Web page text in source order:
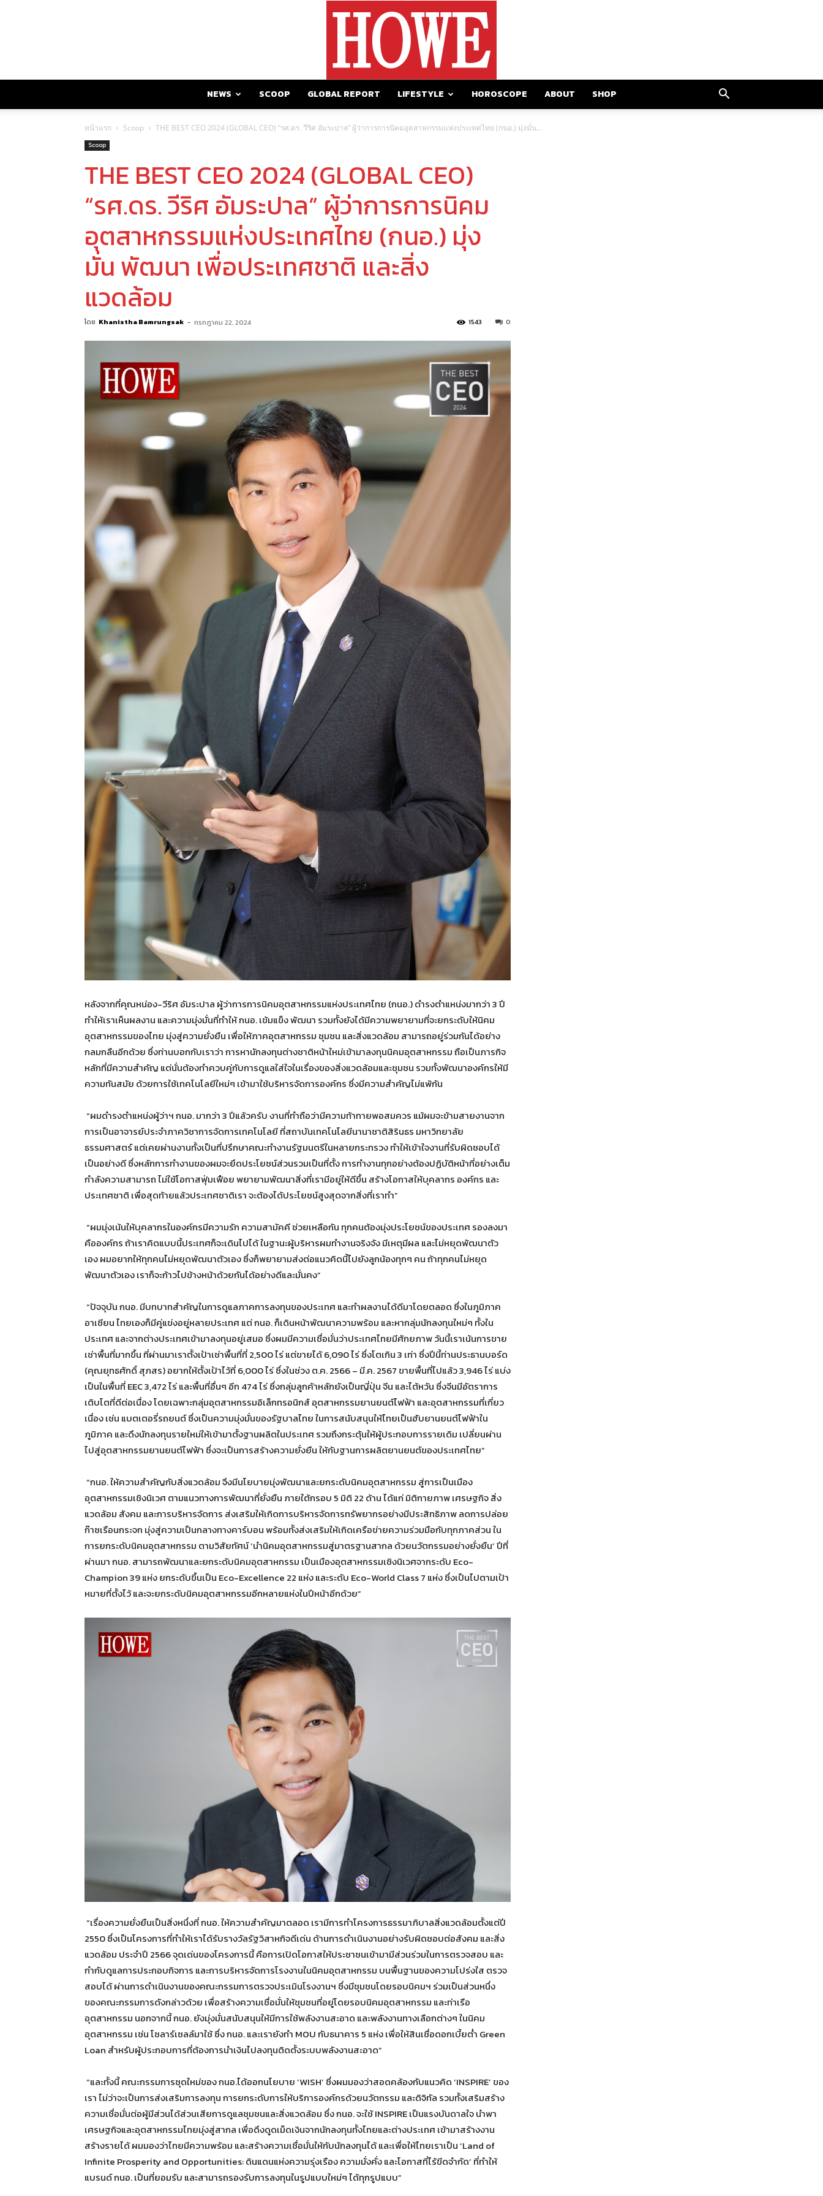
NEWS SCOOP GLOBAL REPORT LIFESTYLE HOROSCOPE ABOUT SHOP
หน้าแรก Scoop THE BEST CEO 2024 (GLOBAL CEO) “รศ.ดร. วีริศ อัมระปาล” ผู้ว่าการการนิคมอุตสาหกรรมแห่งประเทศไทย (กนอ.) มุ่งมั่น...
Scoop
THE BEST CEO 2024 (GLOBAL CEO)
“รศ.ดร. วีริศ อัมระปาล” ผู้ว่าการการนิคม
อุตสาหกรรมแห่งประเทศไทย (กนอ.) มุ่ง
มั่น พัฒนา เพื่อประเทศชาติ และสิ่ง
แวดล้อม
โดย Khanistha Bamrungsak - กรกฎาคม 22, 2024 0
1543
หลังจากที่คุณหน่อง-วีริศ อัมระปาล ผู้ว่าการการนิคมอุตสาหกรรมแห่งประเทศไทย (กนอ.) ดำรงตำแหน่งมากว่า 3 ปี
ทำให้เราเห็นผลงาน และความมุ่งมั่นที่ทำให้ กนอ. เข้มแข็ง พัฒนา รวมทั้งยังได้มีความพยายามที่จะยกระดับให้นิคม
อุตสาหกรรมของไทย มุ่งสู่ความยั่งยืน เพื่อให้ภาคอุตสาหกรรม ชุมชน และสิ่งแวดล้อม สามารถอยู่ร่วมกันได้อย่าง
กลมกลืนอีกด้วย ซึ่งท่านบอกกับเราว่า การหานักลงทุนต่างชาติหน้าใหม่เข้ามาลงทุนนิคมอุตสาหกรรม ถือเป็นภารกิจ
หลักที่มีความสำคัญ แต่นั่นต้องทำควบคู่กับการดูแลใส่ใจในเรื่องของสิ่งแวดล้อมและชุมชน รวมทั้งพัฒนาองค์กรให้มี
ความทันสมัย ด้วยการใช้เทคโนโลยีใหม่ๆ เข้ามาใช้บริหารจัดการองค์กร ซึ่งมีความสำคัญไม่แพ้กัน
“ผมดำรงตำแหน่งผู้ว่าฯ กนอ. มากว่า 3 ปีแล้วครับ งานที่ทำถือว่ามีความท้าทายพอสมควร แม้ผมจะข้ามสายงานจาก
การเป็นอาจารย์ประจำภาควิชาการจัดการเทคโนโลยี ที่สถาบันเทคโนโลยีนานาชาติสิรินธร มหาวิทยาลัย
ธรรมศาสตร์ แต่เคยผ่านงานทั้งเป็นที่ปรึกษาคณะทำงานรัฐมนตรีในหลายกระทรวง ทำให้เข้าใจงานที่รับผิดชอบได้
เป็นอย่างดี ซึ่งหลักการทำงานของผมจะยึดประโยชน์ส่วนรวมเป็นที่ตั้ง การทำงานทุกอย่างต้องปฏิบัติหน้าที่อย่างเต็ม
กำลังความสามารถ ไม่ใช้โอกาสฟุ่มเฟือย พยายามพัฒนาสิ่งที่เรามีอยู่ให้ดีขึ้น สร้างโอกาสให้บุคลากร องค์กร และ
ประเทศชาติ เพื่อสุดท้ายแล้วประเทศชาติเรา จะต้องได้ประโยชน์สูงสุดจากสิ่งที่เราทำ”
“ผมมุ่งเน้นให้บุคลากรในองค์กรมีความรัก ความสามัคคี ช่วยเหลือกัน ทุกคนต้องมุ่งประโยชน์ของประเทศ รองลงมา
คือองค์กร ถ้าเราคิดแบบนี้ประเทศก็จะเดินไปได้ ในฐานะผู้บริหารผมทำงานจริงจัง มีเหตุมีผล และไม่หยุดพัฒนาตัว
เอง ผมอยากให้ทุกคนไม่หยุดพัฒนาตัวเอง ซึ่งก็พยายามส่งต่อแนวคิดนี้ไปยังลูกน้องทุกๆ คน ถ้าทุกคนไม่หยุด
พัฒนาตัวเอง เราก็จะก้าวไปข้างหน้าด้วยกันได้อย่างดีและมั่นคง”
“ปัจจุบัน กนอ. มีบทบาทสำคัญในการดูแลภาคการลงทุนของประเทศ และทำผลงานได้ดีมาโดยตลอด ซึ่งในภูมิภาค
อาเซียน ไทยเองก็มีคู่แข่งอยู่หลายประเทศ แต่ กนอ. ก็เดินหน้าพัฒนาความพร้อม และหากลุ่มนักลงทุนใหม่ๆ ทั้งใน
ประเทศ และจากต่างประเทศเข้ามาลงทุนอยู่เสมอ ซึ่งผมมีความเชื่อมั่นว่าประเทศไทยมีศักยภาพ วันนี้เราเน้นการขาย
เช่าพื้นที่มากขึ้น ที่ผ่านมาเราตั้งเป้าเช่าพื้นที่ที่ 2,500 ไร่ แต่ขายได้ 6,090 ไร่ ซึ่งโตเกิน 3 เท่า ซึ่งปีนี้ท่านประธานบอร์ด
(คุณยุทธศักดิ์ สุภสร) อยากให้ตั้งเป้าไว้ที่ 6,000 ไร่ ซึ่งในช่วง ต.ค. 2566 – มี.ค. 2567 ขายพื้นที่ไปแล้ว 3,946 ไร่ แบ่ง
เป็นในพื้นที่ EEC 3,472 ไร่ และพื้นที่อื่นๆ อีก 474 ไร่ ซึ่งกลุ่มลูกค้าหลักยังเป็นญี่ปุ่น จีน และไต้หวัน ซึ่งจีนมีอัตราการ
เติบโตที่ดีต่อเนื่อง โดยเฉพาะกลุ่มอุตสาหกรรมอิเล็กทรอนิกส์ อุตสาหกรรมยานยนต์ไฟฟ้า และอุตสาหกรรมที่เกี่ยว
เนื่อง เช่น แบตเตอรี่รถยนต์ ซึ่งเป็นความมุ่งมั่นของรัฐบาลไทย ในการสนับสนุนให้ไทยเป็นฮับยานยนต์ไฟฟ้าใน
ภูมิภาค และดึงนักลงทุนรายใหม่ให้เข้ามาตั้งฐานผลิตในประเทศ รวมถึงกระตุ้นให้ผู้ประกอบการรายเดิม เปลี่ยนผ่าน
ไปสู่อุตสาหกรรมยานยนต์ไฟฟ้า ซึ่งจะเป็นการสร้างความยั่งยืน ให้กับฐานการผลิตยานยนต์ของประเทศไทย”
“กนอ. ให้ความสำคัญกับสิ่งแวดล้อม จึงมีนโยบายมุ่งพัฒนาและยกระดับนิคมอุตสาหกรรม สู่การเป็นเมือง
อุตสาหกรรมเชิงนิเวศ ตามแนวทางการพัฒนาที่ยั่งยืน ภายใต้กรอบ 5 มิติ 22 ด้าน ได้แก่ มิติกายภาพ เศรษฐกิจ สิ่ง
แวดล้อม สังคม และการบริหารจัดการ ส่งเสริมให้เกิดการบริหารจัดการทรัพยากรอย่างมีประสิทธิภาพ ลดการปล่อย
ก๊าซเรือนกระจก มุ่งสู่ความเป็นกลางทางคาร์บอน พร้อมทั้งส่งเสริมให้เกิดเครือข่ายความร่วมมือกับทุกภาคส่วน ใน
การยกระดับนิคมอุตสาหกรรม ตามวิสัยทัศน์ ‘นำนิคมอุตสาหกรรมสู่มาตรฐานสากล ด้วยนวัตกรรมอย่างยั่งยืน’ ปีที่
ผ่านมา กนอ. สามารถพัฒนาและยกระดับนิคมอุตสาหกรรม เป็นเมืองอุตสาหกรรมเชิงนิเวศจากระดับ Eco-
Champion 39 แห่ง ยกระดับขึ้นเป็น Eco-Excellence 22 แห่ง และระดับ Eco-World Class 7 แห่ง ซึ่งเป็นไปตามเป้า
หมายที่ตั้งไว้ และจะยกระดับนิคมอุตสาหกรรมอีกหลายแห่งในปีหน้าอีกด้วย”
“เรื่องความยั่งยืนเป็นสิ่งหนึ่งที่ กนอ. ให้ความสำคัญมาตลอด เรามีการทำโครงการธรรมาภิบาลสิ่งแวดล้อมตั้งแต่ปี
2550 ซึ่งเป็นโครงการที่ทำให้เราได้รับรางวัลรัฐวิสาหกิจดีเด่น ด้านการดำเนินงานอย่างรับผิดชอบต่อสังคม และสิ่ง
แวดล้อม ประจำปี 2566 จุดเด่นของโครงการนี้ คือการเปิดโอกาสให้ประชาชนเข้ามามีส่วนร่วมในการตรวจสอบ และ
กำกับดูแลการประกอบกิจการ และการบริหารจัดการโรงงานในนิคมอุตสาหกรรม บนพื้นฐานของความโปร่งใส ตรวจ
สอบได้ ผ่านการดำเนินงานของคณะกรรมการตรวจประเมินโรงงานฯ ซึ่งมีชุมชนโดยรอบนิคมฯ ร่วมเป็นส่วนหนึ่ง
ของคณะกรรมการดังกล่าวด้วย เพื่อสร้างความเชื่อมั่นให้ชุมชนที่อยู่โดยรอบนิคมอุตสาหกรรม และท่าเรือ
อุตสาหกรรม นอกจากนี้ กนอ. ยังมุ่งมั่นสนับสนุนให้มีการใช้พลังงานสะอาด และพลังงานทางเลือกต่างๆ ในนิคม
อุตสาหกรรม เช่น โซลาร์เซลล์มาใช้ ซึ่ง กนอ. และเรายังทำ MOU กับธนาคาร 5 แห่ง เพื่อให้สินเชื่อดอกเบี้ยต่ำ Green
Loan สำหรับผู้ประกอบการที่ต้องการนำเงินไปลงทุนติดตั้งระบบพลังงานสะอาด”
“และทั้งนี้ คณะกรรมการชุดใหม่ของ กนอ.ได้ออกนโยบาย ‘WISH’ ซึ่งผมมองว่าสอดคล้องกับแนวคิด ‘INSPIRE’ ของ
เรา ไม่ว่าจะเป็นการส่งเสริมการลงทุน การยกระดับการให้บริการองค์กรด้วยนวัตกรรม และดิจิทัล รวมทั้งเสริมสร้าง
ความเชื่อมั่นต่อผู้มีส่วนได้ส่วนเสียการดูแลชุมชนและสิ่งแวดล้อม ซึ่ง กนอ. จะใช้ INSPIRE เป็นแรงบันดาลใจ นำพา
เศรษฐกิจและอุตสาหกรรมไทยมุ่งสู่สากล เพื่อดึงดูดเม็ดเงินจากนักลงทุนทั้งไทยและต่างประเทศ เข้ามาสร้างงาน
สร้างรายได้ ผมมองว่าไทยมีความพร้อม และสร้างความเชื่อมั่นให้กับนักลงทุนได้ และเพื่อให้ไทยเราเป็น ‘Land of
Infinite Prosperity and Opportunities: ดินแดนแห่งความรุ่งเรือง ความมั่งคั่ง และโอกาสที่ไร้ขีดจำกัด’ ที่ทำให้
แบรนด์ กนอ. เป็นที่ยอมรับ และสามารถรองรับการลงทุนในรูปแบบใหม่ๆ ได้ทุกรูปแบบ”